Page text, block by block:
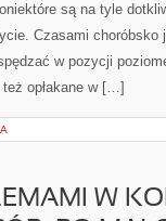
są na tyle
Czasami choróbsko
w pozycji
opłakane w […]
W